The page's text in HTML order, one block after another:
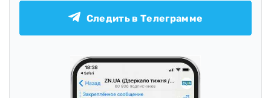
Следить в Телеграмме